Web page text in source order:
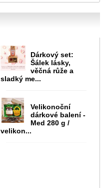
Dárkový set:
Šálek lásky,
věčná růže a
sladký me...
Velikonoční
dárkové balení -
Med 280 g /
velikon...